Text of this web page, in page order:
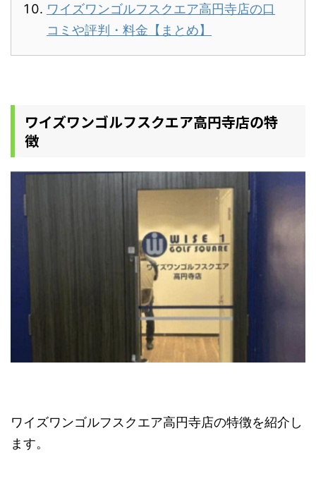
ワイズワンゴルフスクエア高円寺店の口
コミや評判・料金【まとめ】
ワイズワンゴルフスクエア高円寺店の特
徴
ワイズワンゴルフスクエア高円寺店の特徴を紹介し
ます。